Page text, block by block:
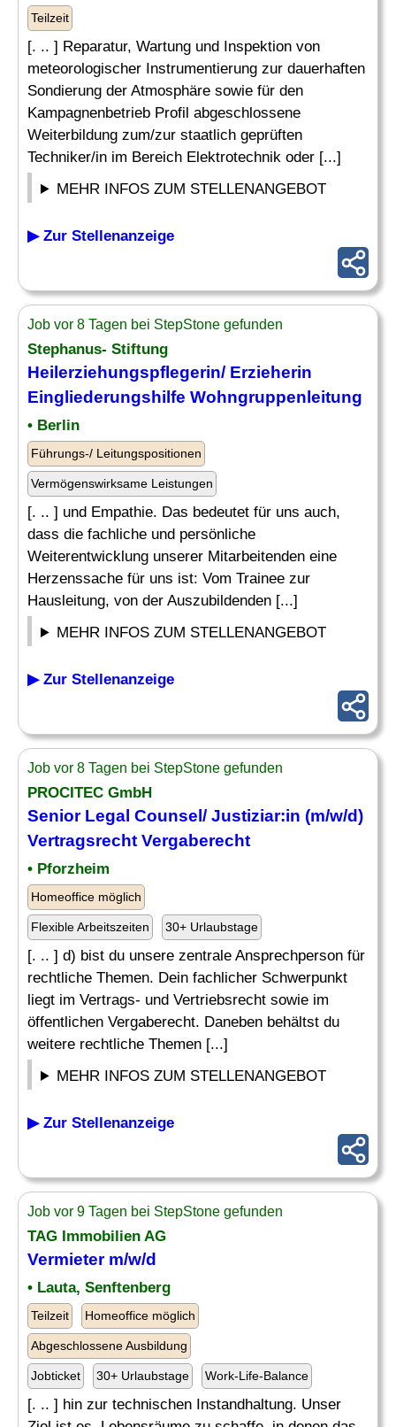
Teilzeit
[. .. ] Reparatur, Wartung und Inspektion von
meteorologischer Instrumentierung zur dauerhaften
Sondierung der Atmosphäre sowie für den
Kampagnenbetrieb Profil abgeschlossene
Weiterbildung zum/zur staatlich geprüften
Techniker/in im Bereich Elektrotechnik oder [...]
MEHR INFOS ZUM STELLENANGEBOT
▶ Zur Stellenanzeige
Job vor 8 Tagen bei StepStone gefunden
Stephanus- Stiftung
Heilerziehungspflegerin/ Erzieherin
Eingliederungshilfe Wohngruppenleitung
• Berlin
Führungs-/ Leitungspositionen
Vermögenswirksame Leistungen
[. .. ] und Empathie. Das bedeutet für uns auch,
dass die fachliche und persönliche
Weiterentwicklung unserer Mitarbeitenden eine
Herzenssache für uns ist: Vom Trainee zur
Hausleitung, von der Auszubildenden [...]
MEHR INFOS ZUM STELLENANGEBOT
▶ Zur Stellenanzeige
Job vor 8 Tagen bei StepStone gefunden
PROCITEC GmbH
Senior Legal Counsel/ Justiziar:in (m/w/d)
Vertragsrecht Vergaberecht
• Pforzheim
Homeoffice möglich
Flexible Arbeitszeiten 30+ Urlaubstage
[. .. ] d) bist du unsere zentrale Ansprechperson für
rechtliche Themen. Dein fachlicher Schwerpunkt
liegt im Vertrags- und Vertriebsrecht sowie im
öffentlichen Vergaberecht. Daneben behältst du
weitere rechtliche Themen [...]
MEHR INFOS ZUM STELLENANGEBOT
▶ Zur Stellenanzeige
Job vor 9 Tagen bei StepStone gefunden
TAG Immobilien AG
Vermieter m/w/d
• Lauta, Senftenberg
Teilzeit Homeoffice möglich
Abgeschlossene Ausbildung
Jobticket 30+ Urlaubstage Work-Life-Balance
[. .. ] hin zur technischen Instandhaltung. Unser